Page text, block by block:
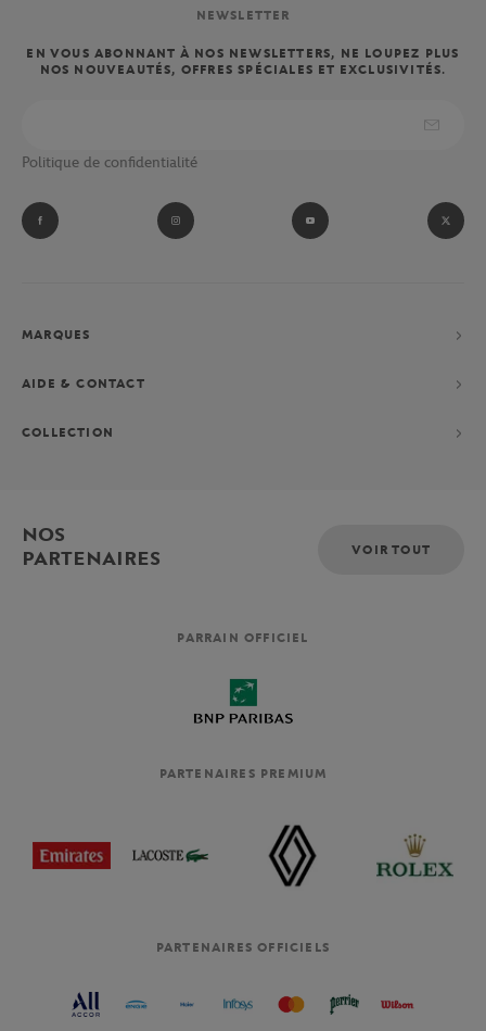
NEWSLETTER
EN VOUS ABONNANT À NOS NEWSLETTERS, NE LOUPEZ PLUS
NOS NOUVEAUTÉS, OFFRES SPÉCIALES ET EXCLUSIVITÉS.
Politique de confidentialité
MARQUES
AIDE & CONTACT
COLLECTION
NOS
PARTENAIRES
VOIR TOUT
PARRAIN OFFICIEL
PARTENAIRES PREMIUM
PARTENAIRES OFFICIELS